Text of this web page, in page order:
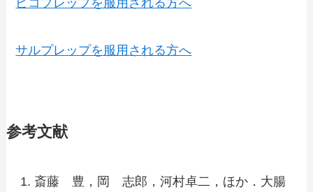
ピコプレップを服用される方へ
サルプレップを服用される方へ
参考文献
斎藤 豊，岡 志郎，河村卓二，ほか．大腸